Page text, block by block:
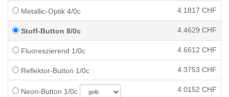
Metallic-Optik 4/0c 4.1817 CHF
Stoff-Button 8/0c 4.4629 CHF
Fluoreszierend 1/0c 4.6612 CHF
Reflektor-Button 1/0c 4.3753 CHF
Neon-Button 1/0c 4.0152 CHF